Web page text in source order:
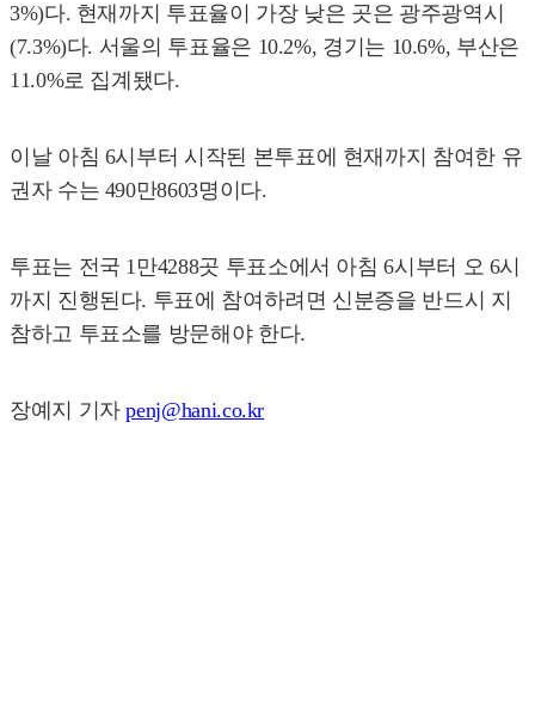
3%)다. 현재까지 투표율이 가장 낮은 곳은 광주광역시
(7.3%)다. 서울의 투표율은 10.2%, 경기는 10.6%, 부산은
11.0%로 집계됐다.
이날 아침 6시부터 시작된 본투표에 현재까지 참여한 유
권자 수는 490만8603명이다.
투표는 전국 1만4288곳 투표소에서 아침 6시부터 오 6시
까지 진행된다. 투표에 참여하려면 신분증을 반드시 지
참하고 투표소를 방문해야 한다.
장예지 기자penj@hani.co.kr